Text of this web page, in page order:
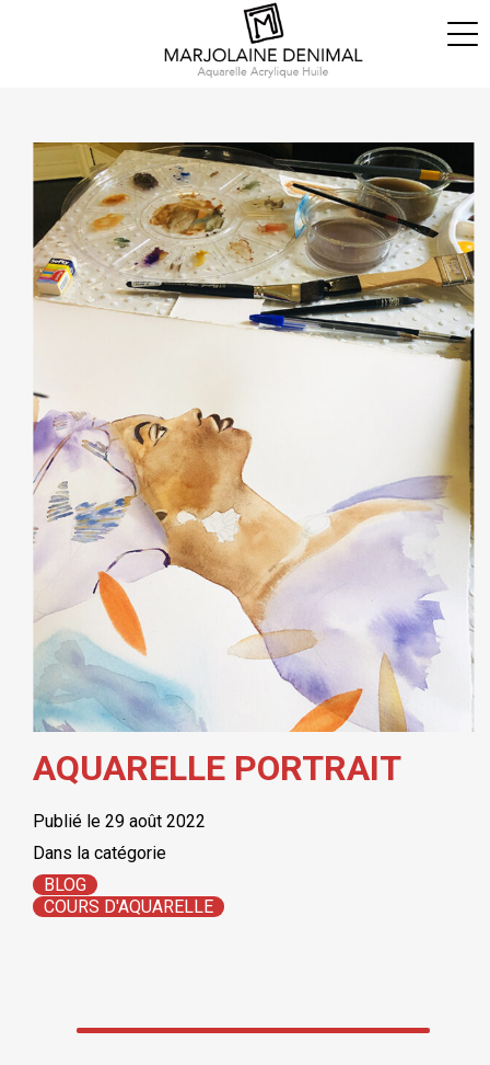
AQUARELLE PORTRAIT
Publié le 29 août 2022
Dans la catégorie
BLOG
COURS D'AQUARELLE